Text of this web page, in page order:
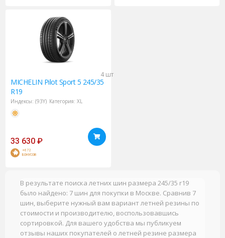
4 шт
MICHELIN Pilot Sport 5 245/35
R19
Индексы: (93Y) Категория: XL
33 630 ₽
+672
БОНУСОВ
В результате поиска летних шин размера 245/35 r19
было найдено: 7 шин для покупки в Москве. Сравнив 7
шин, выберите нужный вам вариант летней резины по
стоимости и производителю, воспользовавшись
сортировкой. Для вашего удобства мы публикуем
отзывы наших покупателей о летней резине размера